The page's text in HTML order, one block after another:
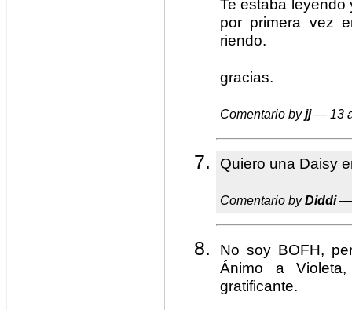
Te estaba
por primera vez
riendo.
gracias.
Comentario byjj— 13
Quiero una Daisy
Comentario byDiddi—
No soy BOFH,
Ánimo a
gratificante.